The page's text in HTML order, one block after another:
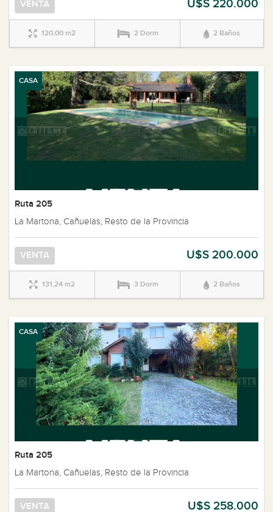
VENTA U$S 220.000
120,00 m2 2 Dorm 2 Baños
CASA
Ruta 205
La Martona, Cañuelas, Resto de la Provincia
VENTA U$S 200.000
131,24 m2 3 Dorm 2 Baños
CASA
Ruta 205
La Martona, Cañuelas, Resto de la Provincia
VENTA U$S 258.000